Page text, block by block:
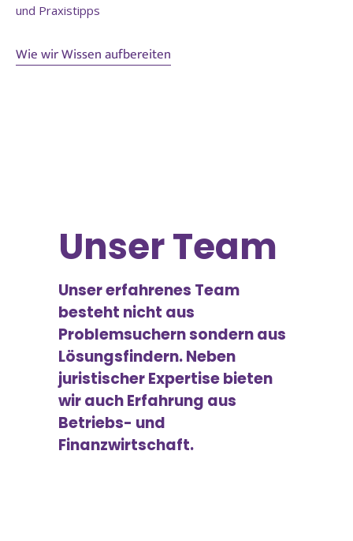
und Praxistipps
Wie wir Wissen aufbereiten
Unser Team
Unser erfahrenes Team
besteht nicht aus
Problemsuchern sondern aus
Lösungsfindern. Neben
juristischer Expertise bieten
wir auch Erfahrung aus
Betriebs- und
Finanzwirtschaft.